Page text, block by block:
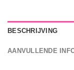
BESCHRIJVING
AANVULLENDE